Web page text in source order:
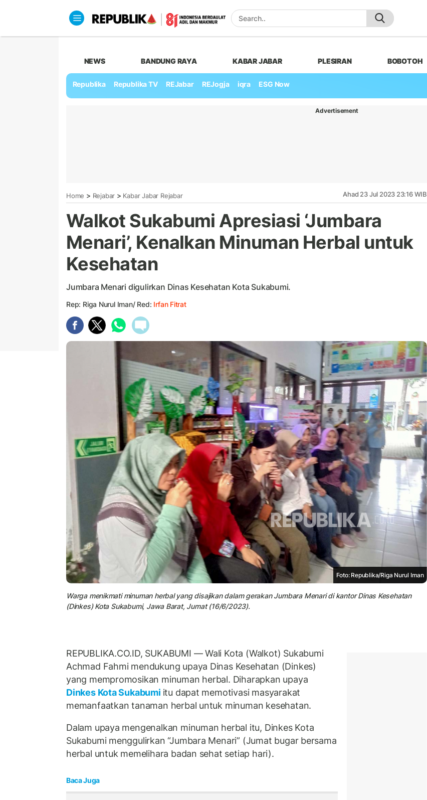
NEWS BANDUNG RAYA KABAR JABAR PLESIRAN BOBOTOH
Republika Republika TV REJabar REJogja iqra ESG Now
Advertisement
Home > Rejabar > Kabar Jabar Rejabar Ahad 23 Jul 2023 23:16 WIB
Walkot Sukabumi Apresiasi ‘Jumbara
Menari’, Kenalkan Minuman Herbal untuk
Kesehatan
Jumbara Menari digulirkan Dinas Kesehatan Kota Sukabumi.
Rep: Riga Nurul Iman/ Red: Irfan Fitrat
Foto: Republika/Riga Nurul Iman
Warga menikmati minuman herbal yang disajikan dalam gerakan Jumbara Menari di kantor Dinas Kesehatan
(Dinkes) Kota Sukabumi, Jawa Barat, Jumat (16/6/2023).
REPUBLIKA.CO.ID, SUKABUMI — Wali Kota (Walkot) Sukabumi
Achmad Fahmi mendukung upaya Dinas Kesehatan (Dinkes)
yang mempromosikan minuman herbal. Diharapkan upaya
Dinkes Kota Sukabumi itu dapat memotivasi masyarakat
memanfaatkan tanaman herbal untuk minuman kesehatan.
Dalam upaya mengenalkan minuman herbal itu, Dinkes Kota
Sukabumi menggulirkan “Jumbara Menari” (Jumat bugar bersama
herbal untuk memelihara badan sehat setiap hari).
Baca Juga